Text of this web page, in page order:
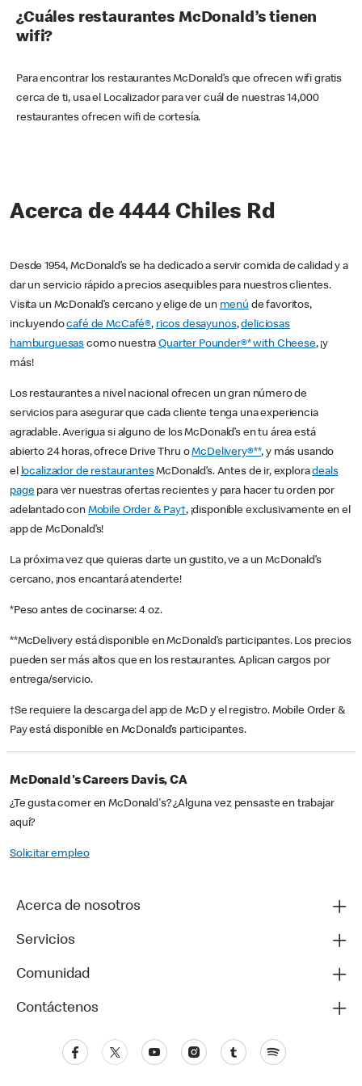
¿Cuáles restaurantes McDonald’s tienen
wifi?
Para encontrar los restaurantes McDonald’s que ofrecen wifi gratis
cerca de ti, usa el Localizador para ver cuál de nuestras 14,000
restaurantes ofrecen wifi de cortesía.
Acerca de 4444 Chiles Rd
Desde 1954, McDonald’s se ha dedicado a servir comida de calidad y a
dar un servicio rápido a precios asequibles para nuestros clientes.
Visita un McDonald’s cercano y elige de un menú de favoritos,
incluyendocafé de McCafé®, ricos desayunos,deliciosas
hamburguesas como nuestraQuarter Pounder®* with Cheese, ¡y
más!
Los restaurantes a nivel nacional ofrecen un gran número de
servicios para asegurar que cada cliente tenga una experiencia
agradable. Averigua si alguno de los McDonald’s en tu área está
abierto 24 horas, ofrece Drive Thru oMcDelivery®**, y más usando
el localizador de restaurantesMcDonald’s. Antes de ir, exploradeals
pagepara ver nuestras ofertas recientes y para hacer tu orden por
adelantado con Mobile Order & Pay†, ¡disponible exclusivamente en el
app de McDonald’s!
La próxima vez que quieras darte un gustito, ve a un McDonald’s
cercano, ¡nos encantará atenderte!
*Peso antes de cocinarse: 4 oz.
**McDelivery está disponible en McDonald’s participantes. Los precios
pueden ser más altos que en los restaurantes. Aplican cargos por
entrega/servicio.
†Se requiere la descarga del app de McD y el registro. Mobile Order &
Pay está disponible en McDonald’s participantes.
McDonald's Careers Davis, CA
¿Te gusta comer en McDonald's? ¿Alguna vez pensaste en trabajar
aquí?
Solicitar empleo
Acerca de nosotros
Servicios
Comunidad
Contáctenos